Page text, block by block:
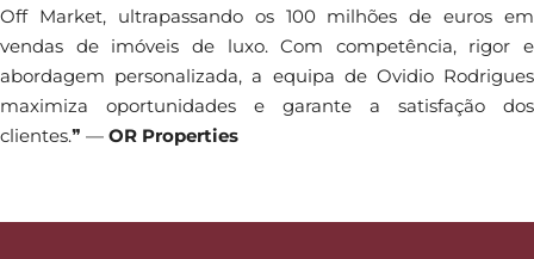
Off Market, ultrapassando os 100 milhões de euros em
vendas de imóveis de luxo. Com competência, rigor e
abordagem personalizada, a equipa de Ovidio Rodrigues
maximiza oportunidades e garante a satisfação dos
clientes.❞ — OR Properties